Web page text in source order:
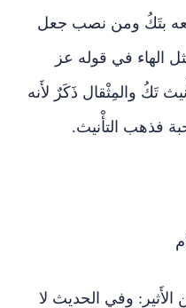
بتَكُ ومن نصب جعل
الهاء في قوله عز
تَكُ والمِثْقال ذَكَرٌ لأَنه
فذهب التأْنيث.
وفي الحديث لا